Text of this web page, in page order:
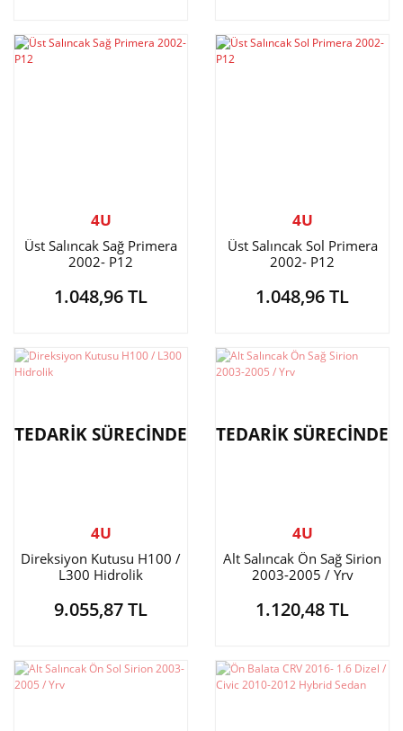
4U
Üst Salıncak Sağ Primera
2002- P12
1.048,96 TL
4U
Üst Salıncak Sol Primera
2002- P12
1.048,96 TL
TEDARİK SÜRECİNDE
4U
Direksiyon Kutusu H100 /
L300 Hidrolik
9.055,87 TL
TEDARİK SÜRECİNDE
4U
Alt Salıncak Ön Sağ Sirion
2003-2005 / Yrv
1.120,48 TL